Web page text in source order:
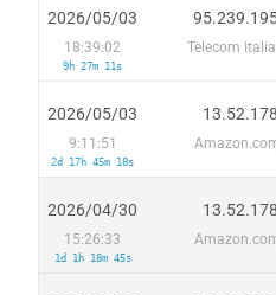
2026/05/03
18:39:02
9h 27m 11s
Telecom
2026/05/03
9:11:51
2d 17h 45m 18s
2026/04/30
15:26:33
1d 1h 18m 45s